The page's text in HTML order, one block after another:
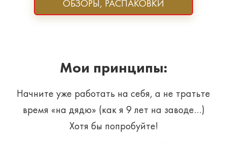
ОБЗОРЫ, РАСПАКОВКИ
Мои принципы:
Начните уже работать на себя, а не тратьте
время «на дядю» (как я 9 лет на заводе…)
Хотя бы попробуйте!